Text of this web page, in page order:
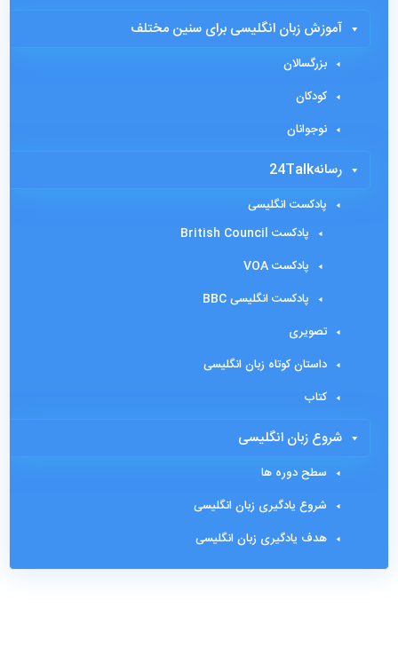
آموزش زبان انگلیسی برای سنین مختلف
بزرگسالان
کودکان
نوجوانان
رسانه24Talk
پادکست انگلیسی
پادکست British Council
پادکست VOA
پادکست انگلیسی BBC
تصویری
داستان کوتاه زبان انگلیسی
کتاب
شروع زبان انگلیسی
سطح دوره ها
شروع یادگیری زبان انگلیسی
هدف یادگیری زبان انگلیسی